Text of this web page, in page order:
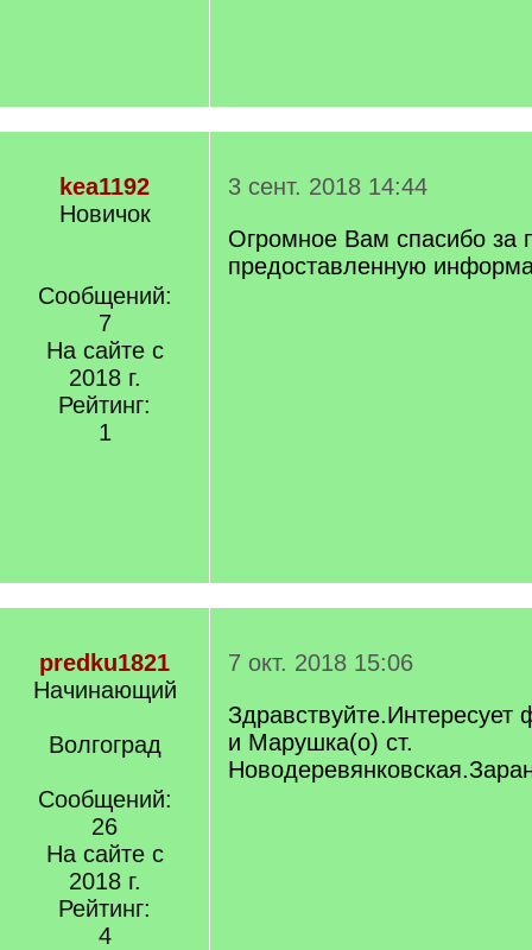
kea1192
Новичок
Сообщений:
7
На сайте с
2018 г.
Рейтинг:
1
3 сент. 2018 14:44
Огромное Вам спасибо за
предоставленную
predku1821
Начинающий
Волгоград
Сообщений:
26
На сайте с
2018 г.
Рейтинг:
4
7 окт. 2018 15:06
и Марушка(о) ст.